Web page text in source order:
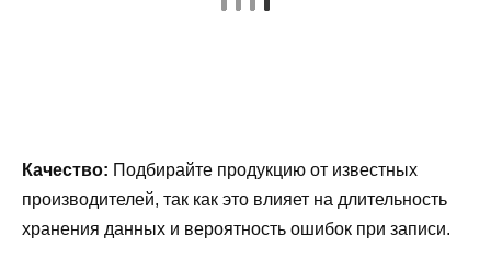
Качество: Подбирайте продукцию от известных
производителей, так как это влияет на длительность
хранения данных и вероятность ошибок при записи.